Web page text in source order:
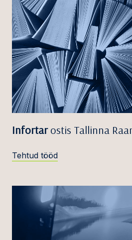
Infortarostis Tallinna
Tehtud tööd